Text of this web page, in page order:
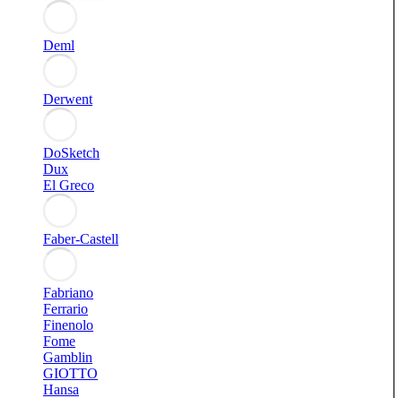
Deml
Derwent
DoSketch
Dux
El Greco
Faber-Castell
Fabriano
Ferrario
Finenolo
Fome
Gamblin
GIOTTO
Hansa